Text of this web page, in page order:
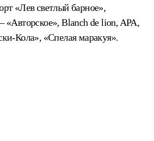
«Лев светлый барное»,
«Авторское», Blanch de lion, APA,
Кола», «Спелая маракуя».